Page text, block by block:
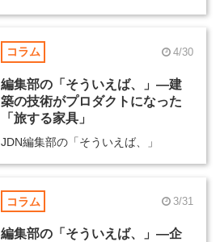
コラム 4/30
編集部の「そういえば、」―建
築の技術がプロダクトになった
「旅する家具」
JDN編集部の「そういえば、」
コラム 3/31
編集部の「そういえば、」―企